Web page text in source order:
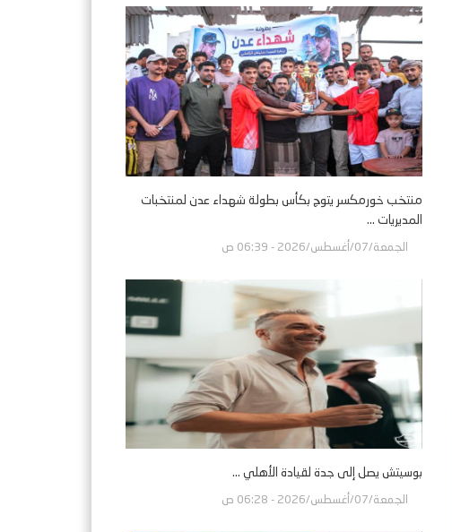
منتخب خورمكسر يتوج بكأس بطولة شهداء عدن لمنتخبات
المديريات ...
الجمعة/07/أغسطس/2026 - 06:39 ص
بوسيتش يصل إلى جدة لقيادة الأهلي ...
الجمعة/07/أغسطس/2026 - 06:28 ص